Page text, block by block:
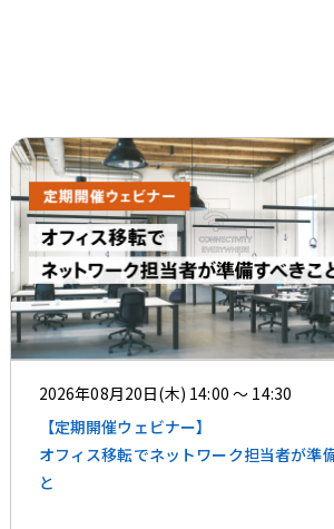
2026年08月20日(木) 14:00 ～ 14:30
【定期開催ウェビナー】
オフィス移転でネットワーク担当者が準
と